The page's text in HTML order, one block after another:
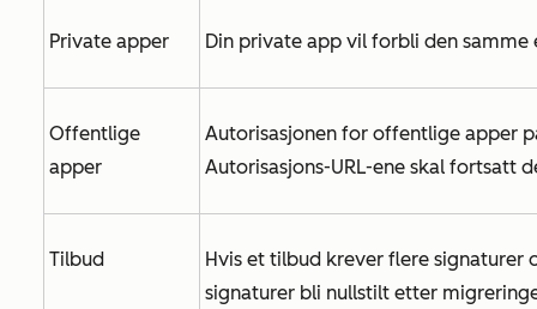
Private apper Din private app vil forbli den
Offentlige
apper
Autorisasjonen for offentlige apper
Autorisasjons-URL-ene skal fortsatt
Tilbud
Hvis et tilbud krever flere
signaturer bli nullstilt etter